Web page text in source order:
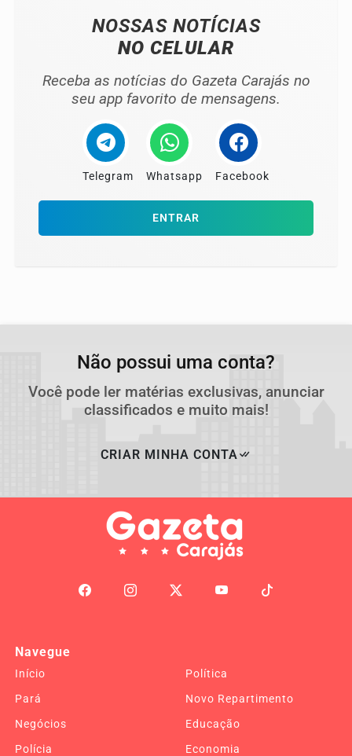
NOSSAS NOTÍCIAS
NO CELULAR
Receba as notícias do Gazeta Carajás no
seu app favorito de mensagens.
Telegram Whatsapp Facebook
ENTRAR
Não possui uma conta?
Você pode ler matérias exclusivas, anunciar
classificados e muito mais!
CRIAR MINHA CONTA
Navegue
Início
Política
Pará
Novo Repartimento
Negócios
Educação
Polícia
Economia